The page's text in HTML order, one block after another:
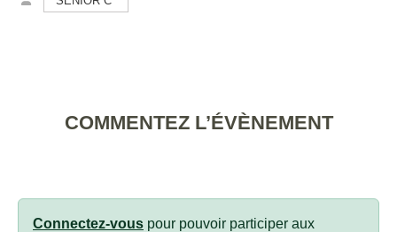
COMMENTEZ L’ÉVÈNEMENT
Connectez-vous pour pouvoir participer aux